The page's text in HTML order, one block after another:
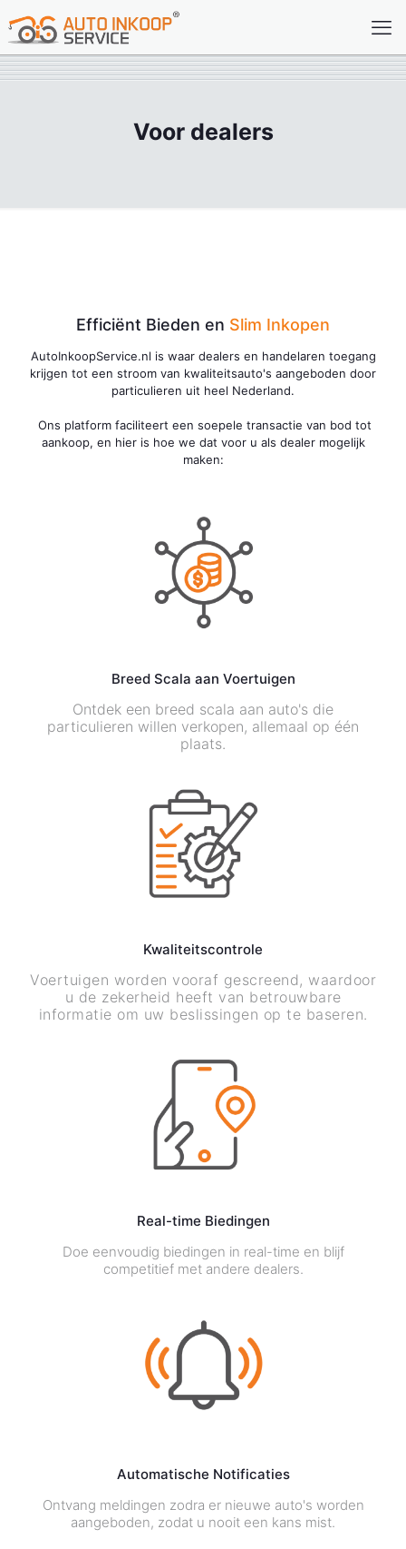
Voor dealers
Efficiënt Bieden en Slim Inkopen
AutoInkoopService.nl is waar dealers en handelaren toegang
krijgen tot een stroom van kwaliteitsauto's aangeboden door
particulieren uit heel Nederland.
Ons platform faciliteert een soepele transactie van bod tot
aankoop, en hier is hoe we dat voor u als dealer mogelijk
maken:
Breed Scala aan Voertuigen
Ontdek een breed scala aan auto's die
particulieren willen verkopen, allemaal op één
plaats.
Kwaliteitscontrole
Voertuigen worden vooraf gescreend, waardoor
u de zekerheid heeft van betrouwbare
informatie om uw beslissingen op te baseren.
Real-time Biedingen
Doe eenvoudig biedingen in real-time en blijf
competitief met andere dealers.
Automatische Notificaties
Ontvang meldingen zodra er nieuwe auto's worden
aangeboden, zodat u nooit een kans mist.